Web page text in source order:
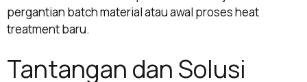
pergantian batch material atau awal proses heat
treatment baru.
Tantangan dan Solusi